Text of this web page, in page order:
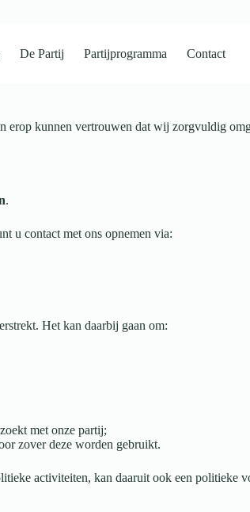
De Partij Partijprogramma Contact
kunnen vertrouwen dat wij zorgvuldig
.
u contact met ons opnemen via:
Het kan daarbij gaan om:
met onze partij;
zover deze worden gebruikt.
activiteiten, kan daaruit ook een